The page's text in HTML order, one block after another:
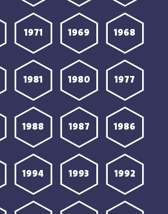
1968
1969
1971
1977
1980
1981
1986
1987
1988
1992
1993
1994